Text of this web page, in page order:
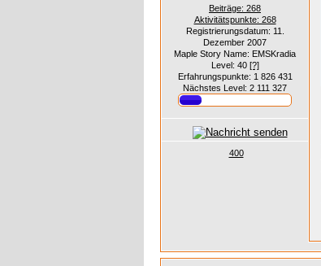
Beiträge: 268
Aktivitätspunkte: 268
Registrierungsdatum: 11.
Dezember 2007
Maple Story Name: EMSKradia
Level: 40 [?]
Erfahrungspunkte: 1 826 431
Nächstes Level: 2 111 327
400